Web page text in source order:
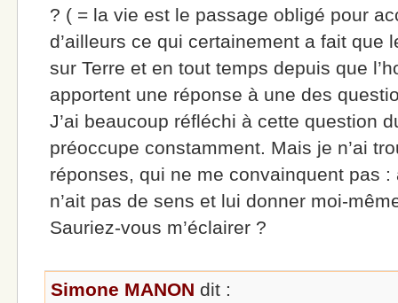
? ( = la vie est le passage obligé pour
d’ailleurs ce qui certainement a fait que
sur Terre et en tout temps depuis que
apportent une réponse à une des
J’ai beaucoup réfléchi à cette question
préoccupe constamment. Mais je n’ai
réponses, qui ne me convainquent pas
n’ait pas de sens et lui donner moi-
Sauriez-vous m’éclairer ?
Simone MANON dit :